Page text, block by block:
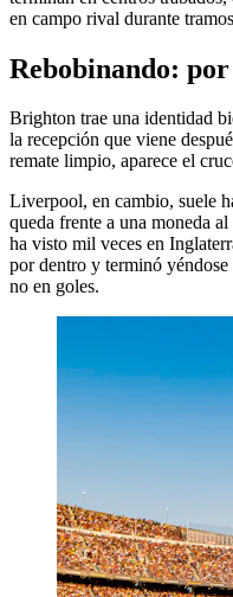
en campo rival durante
Rebobinando: por
Brighton trae una identidad
la recepción que viene
remate limpio, aparece el
Liverpool, en cambio, suele
queda frente a una moneda
ha visto mil veces en
por dentro y terminó yéndose
no en goles.